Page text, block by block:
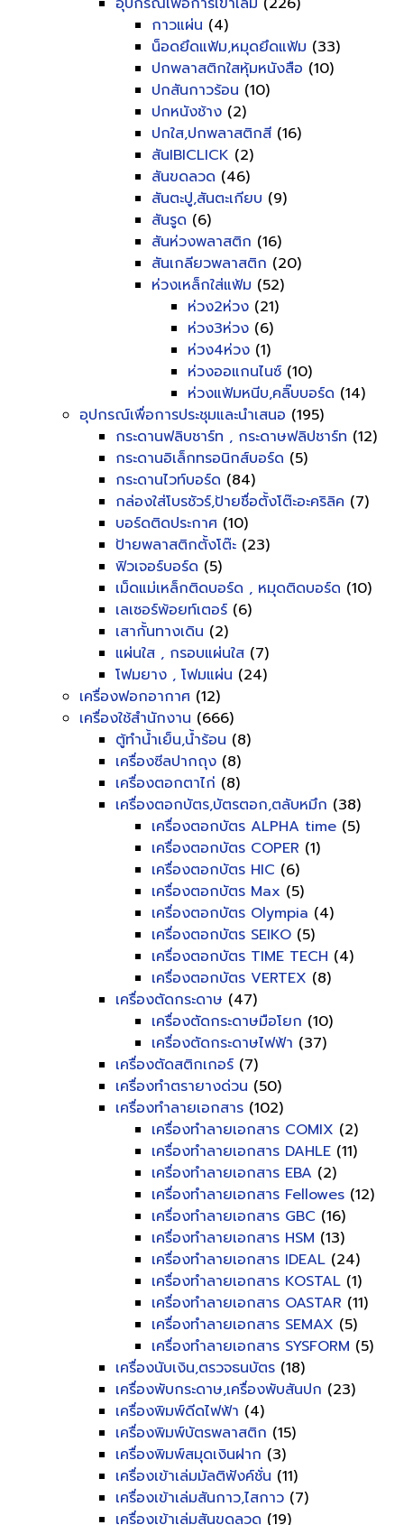
กาวแผ่น (4)
น็อดยึดแฟ้ม,หมุดยึดแฟ้ม (33)
ปกพลาสติกใสหุ้มหนังสือ (10)
ปกสันกาวร้อน (10)
ปกหนังช้าง (2)
ปกใส,ปกพลาสติกสี (16)
สันIBICLICK (2)
สันขดลวด (46)
สันตะปู,สันตะเกียบ (9)
สันรูด (6)
สันห่วงพลาสติก (16)
สันเกลียวพลาสติก (20)
ห่วงเหล็กใส่แฟ้ม (52)
ห่วง2ห่วง (21)
ห่วง3ห่วง (6)
ห่วง4ห่วง (1)
ห่วงออแกนไนซ์ (10)
ห่วงแฟ้มหนีบ,คลิ๊บบอร์ด (14)
อุปกรณ์เพื่อการประชุมและนำเสนอ (195)
กระดานฟลิบชาร์ท , กระดาษฟลิปชาร์ท (12)
กระดานอิเล็กทรอนิกส์บอร์ด (5)
กระดานไวท์บอร์ด (84)
กล่องใส่โบรชัวร์,ป้ายชื่อตั้งโต๊ะอะคริลิค (7)
บอร์ดติดประกาศ (10)
ป้ายพลาสติกตั้งโต๊ะ (23)
ฟิวเจอร์บอร์ด (5)
เม็ดแม่เหล็กติดบอร์ด , หมุดติดบอร์ด (10)
เลเซอร์พ้อยท์เตอร์ (6)
เสากั้นทางเดิน (2)
แผ่นใส , กรอบแผ่นใส (7)
โฟมยาง , โฟมแผ่น (24)
เครื่องฟอกอากาศ (12)
เครื่องใช้สำนักงาน (666)
ตู้ทำน้ำเย็น,น้ำร้อน (8)
เครื่องซีลปากถุง (8)
เครื่องตอกตาไก่ (8)
เครื่องตอกบัตร,บัตรตอก,ตลับหมึก (38)
เครื่องตอกบัตร ALPHA time (5)
เครื่องตอกบัตร COPER (1)
เครื่องตอกบัตร HIC (6)
เครื่องตอกบัตร Max (5)
เครื่องตอกบัตร Olympia (4)
เครื่องตอกบัตร SEIKO (5)
เครื่องตอกบัตร TIME TECH (4)
เครื่องตอกบัตร VERTEX (8)
เครื่องตัดกระดาษ (47)
เครื่องตัดกระดาษมือโยก (10)
เครื่องตัดกระดาษไฟฟ้า (37)
เครื่องตัดสติกเกอร์ (7)
เครื่องทำตรายางด่วน (50)
เครื่องทำลายเอกสาร (102)
เครื่องทำลายเอกสาร COMIX (2)
เครื่องทำลายเอกสาร DAHLE (11)
เครื่องทำลายเอกสาร EBA (2)
เครื่องทำลายเอกสาร Fellowes (12)
เครื่องทำลายเอกสาร GBC (16)
เครื่องทำลายเอกสาร HSM (13)
เครื่องทำลายเอกสาร IDEAL (24)
เครื่องทำลายเอกสาร KOSTAL (1)
เครื่องทำลายเอกสาร OASTAR (11)
เครื่องทำลายเอกสาร SEMAX (5)
เครื่องทำลายเอกสาร SYSFORM (5)
เครื่องนับเงิน,ตรวจธนบัตร (18)
เครื่องพับกระดาษ,เครื่องพับสันปก (23)
เครื่องพิมพ์ดีดไฟฟ้า (4)
เครื่องพิมพ์บัตรพลาสติก (15)
เครื่องพิมพ์สมุดเงินฝาก (3)
เครื่องเข้าเล่มมัลติฟังค์ชั่น (11)
เครื่องเข้าเล่มสันกาว,ไสกาว (7)
เครื่องเข้าเล่มสันขดลวด (19)